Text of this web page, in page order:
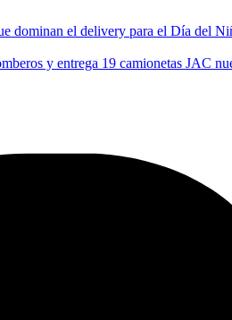
dominan el delivery para el Día del
y entrega 19 camionetas JAC